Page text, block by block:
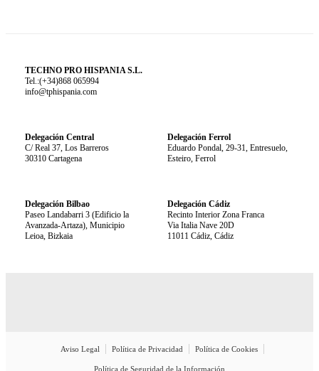
TECHNO PRO HISPANIA S.L.
Tel.:(+34)868 065994
info@tphispania.com
Delegación Central
C/ Real 37, Los Barreros
30310 Cartagena
Delegación Ferrol
Eduardo Pondal, 29-31, Entresuelo,
Esteiro, Ferrol
Delegación Bilbao
Paseo Landabarri 3 (Edificio la
Avanzada-Artaza), Municipio
Leioa, Bizkaia
Delegación Cádiz
Recinto Interior Zona Franca
Via Italia Nave 20D
11011 Cádiz, Cádiz
Aviso Legal Política de Privacidad Política de Cookies
Política de Seguridad de la Información